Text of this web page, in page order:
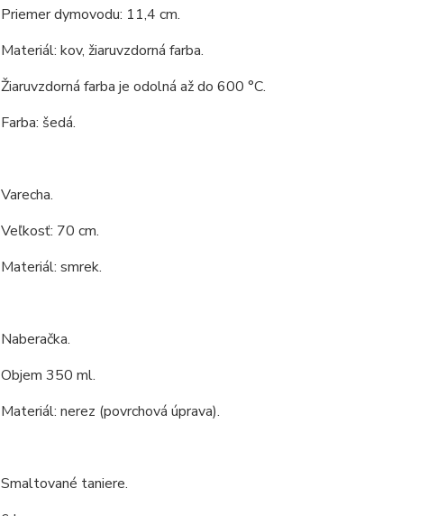
Priemer dymovodu: 11,4 cm.
Materiál: kov, žiaruvzdorná farba.
Žiaruvzdorná farba je odolná až do 600 °C.
Farba: šedá.
Varecha.
Veľkosť: 70 cm.
Materiál: smrek.
Naberačka.
Objem 350 ml.
Materiál: nerez (povrchová úprava).
Smaltované taniere.